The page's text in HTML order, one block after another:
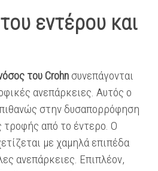
εντέρου και
του Crohn συνεπάγονται
ανεπάρκειες. Αυτός ο
πιθανώς στην δυσαπορρόφηση
από το έντερο. Ο
με χαμηλά επιπέδα
ανεπάρκειες. Επιπλέον,